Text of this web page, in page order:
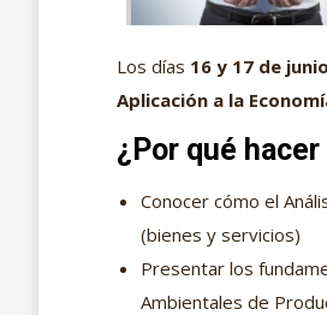
Los días 16 y 17 de junio
Aplicación a la
¿Por qué
Conocer cómo el
(bienes y servicios)
Presentar los
Ambientales de